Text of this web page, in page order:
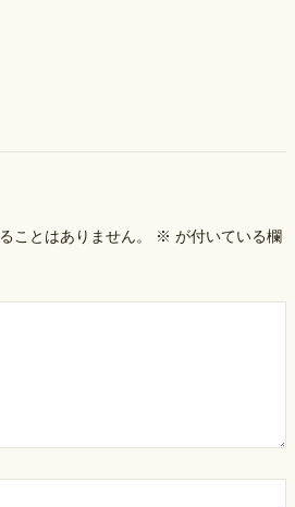
ことはありません。 ※ が付いている欄